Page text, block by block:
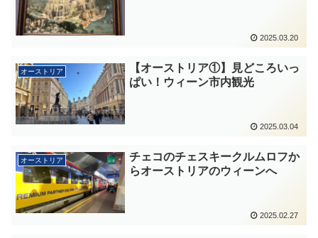
2025.03.20
オーストリア
【オーストリア①】見どころいっ
ぱい！ウィーン市内観光
2025.03.04
オーストリア
チェコのチェスキークルムロフか
らオーストリアのウィーンへ
2025.02.27